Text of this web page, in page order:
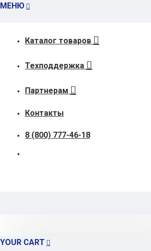
МЕНЮ
Каталог товаров
Техподдержка
Партнерам
Контакты
8 (800) 777-46-18
YOUR CART